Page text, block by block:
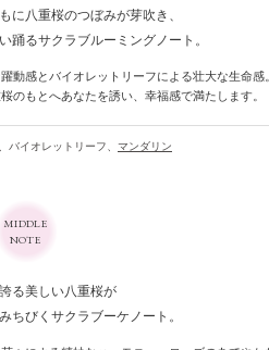
に八重桜のつぼみが芽吹き、
踊るサクラブルーミングノート。
動感と バイオレットリーフによる壮大な生命感
桜のもとへあなたを誘い、 幸福感で満たします。
バイオレットリーフ、 マンダリン
MIDDLE
NOTE
る美しい八重桜が
ちびく サクラブーケノート。